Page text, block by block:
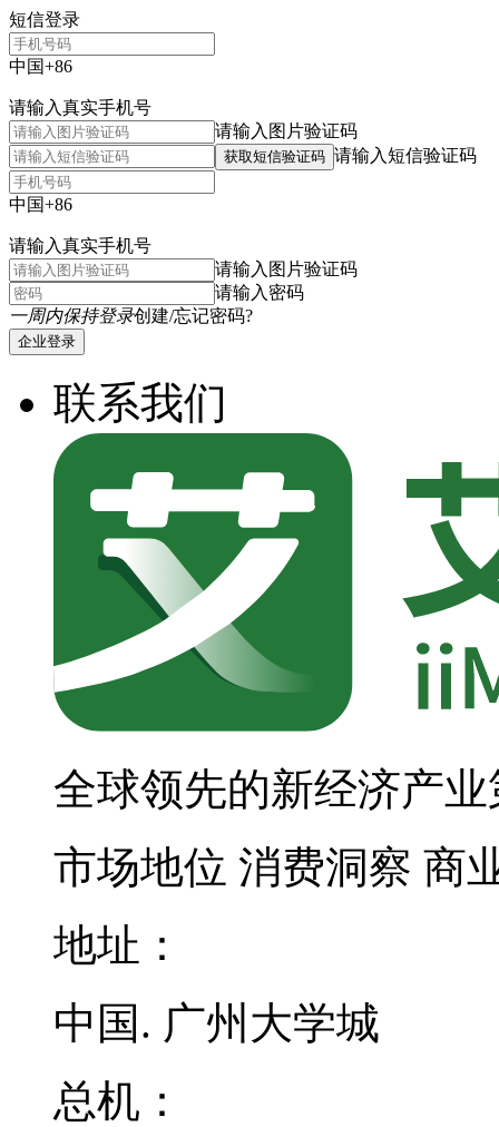
短信登录
中国+86
请输入真实手机号
请输入图片验证码
获取短信验证码 请输入短信验证码
中国+86
请输入真实手机号
请输入图片验证码
请输入密码
一周内保持登录创建/忘记密码?
企业登录
联系我们
全球领先的新经济产
市场地位 消费洞察 商
地址：
中国. 广州大学城
总机：